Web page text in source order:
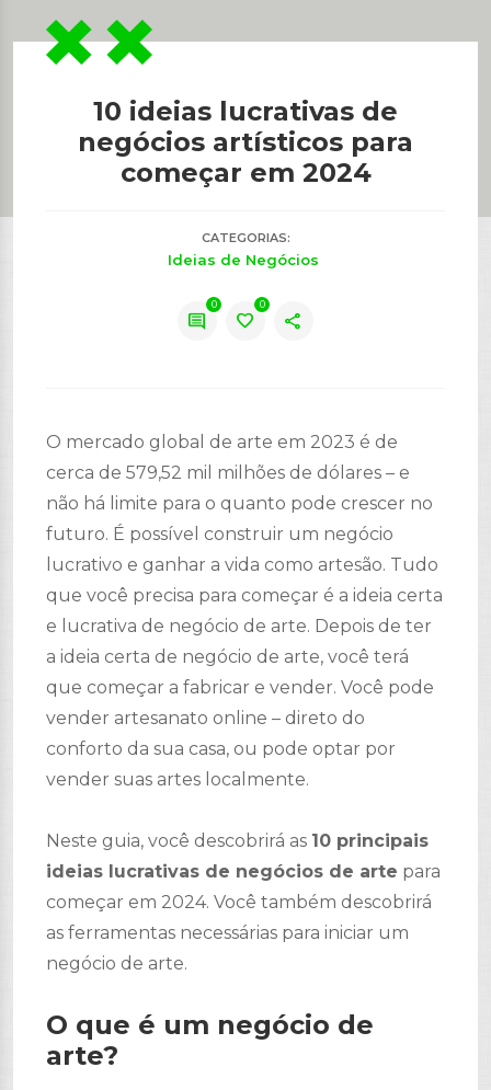
10 ideias lucrativas de
negócios artísticos para
começar em 2024
CATEGORIAS:
Ideias de Negócios
comment
0
favorite
0
share
O mercado global de arte em 2023 é de
cerca de 579,52 mil milhões de dólares – e
não há limite para o quanto pode crescer no
futuro. É possível construir um negócio
lucrativo e ganhar a vida como artesão. Tudo
que você precisa para começar é a ideia certa
e lucrativa de negócio de arte. Depois de ter
a ideia certa de negócio de arte, você terá
que começar a fabricar e vender. Você pode
vender artesanato online – direto do
conforto da sua casa, ou pode optar por
vender suas artes localmente.
Neste guia, você descobrirá as 10 principais
ideias lucrativas de negócios de arte para
começar em 2024. Você também descobrirá
as ferramentas necessárias para iniciar um
negócio de arte.
O que é um negócio de
arte?